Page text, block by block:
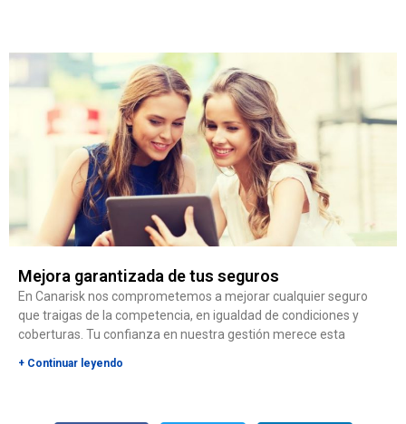
Mejora garantizada de tus seguros
En Canarisk nos comprometemos a mejorar cualquier seguro
que traigas de la competencia, en igualdad de condiciones y
coberturas. Tu confianza en nuestra gestión merece esta
+ Continuar leyendo